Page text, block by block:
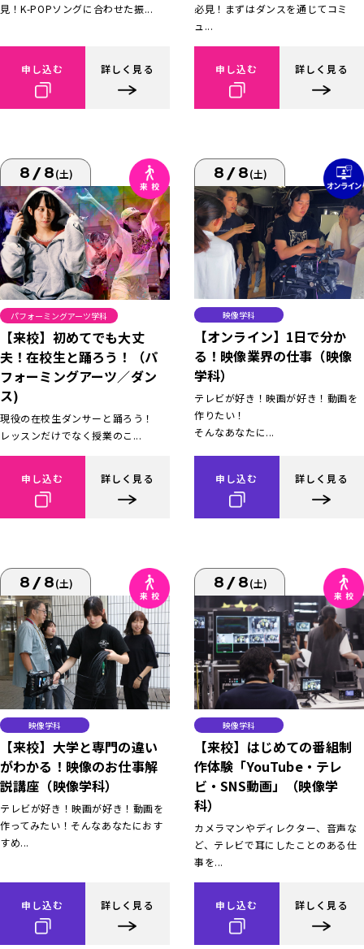
見！K-POPソングに合わせた振...
申し込む 詳しく見る
必見！まずはダンスを通じてコミ
ュ...
申し込む 詳しく見る
8/8(土)
パフォーミングアーツ学科
【来校】初めてでも大丈
夫！在校生と踊ろう！（パ
フォーミングアーツ／ダン
ス)
現役の在校生ダンサーと踊ろう！
レッスンだけでなく授業のこ...
申し込む 詳しく見る
8/8(土)
映像学科
【オンライン】1日で分か
る！映像業界の仕事（映像
学科）
テレビが好き！映画が好き！動画を
作りたい！
そんなあなたに...
申し込む 詳しく見る
8/8(土)
映像学科
【来校】大学と専門の違い
がわかる！映像のお仕事解
説講座（映像学科）
テレビが好き！映画が好き！動画を
作ってみたい！そんなあなたにおす
すめ...
申し込む 詳しく見る
8/8(土)
映像学科
【来校】はじめての番組制
作体験「YouTube・テレ
ビ・SNS動画」（映像学
科）
カメラマンやディレクター、音声な
ど、テレビで耳にしたことのある仕
事を...
申し込む 詳しく見る